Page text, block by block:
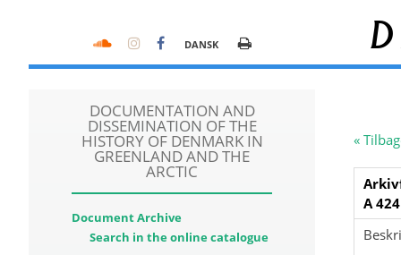
DANSK
DOCUMENTATION AND
DISSEMINATION OF THE
HISTORY OF DENMARK IN
GREENLAND AND THE
ARCTIC
Document Archive
Search in the online catalogue
«
A 424